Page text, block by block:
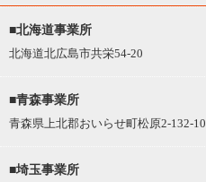
■北海道事業所
北海道北広島市共栄54-20
■青森事業所
青森県上北郡おいらせ町松原2-132-10
■埼玉事業所